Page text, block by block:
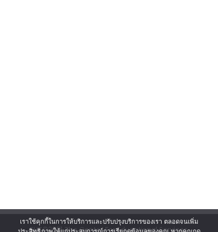
SUT©2021 The Center For Educational Services.
เราใช้คุกกี้ในการให้บริการและปรับปรุงบริการของเรา ตลอดจนเพิ่ม